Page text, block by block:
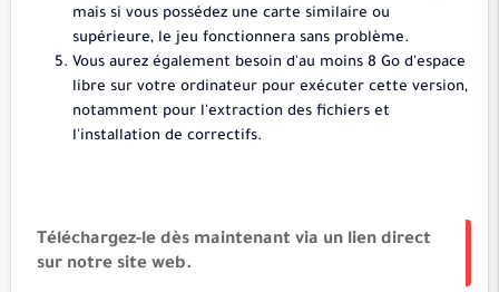
mais si vous possédez une carte similaire ou
supérieure, le jeu fonctionnera sans problème.
Vous aurez également besoin d'au moins 8 Go d'espace
libre sur votre ordinateur pour exécuter cette version,
notamment pour l'extraction des fichiers et
l'installation de correctifs.
Téléchargez-le dès maintenant via un lien direct
sur notre site web.